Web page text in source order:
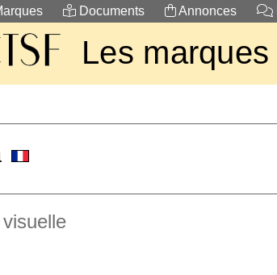
Documents Annonces
Les marques